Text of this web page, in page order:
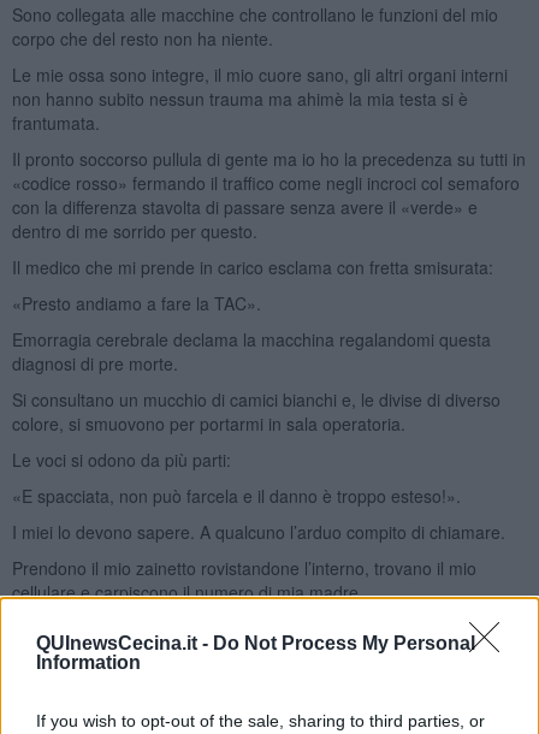
QUInewsCecina.it - Do Not Process My Personal
Information
If you wish to opt-out of the sale, sharing to third parties, or
Sono collegata alle macchine che controllano le funzioni del mio
corpo che del resto non ha niente.
Le mie ossa sono integre, il mio cuore sano, gli altri organi interni
non hanno subito nessun trauma ma ahimè la mia testa si è
frantumata.
Il pronto soccorso pullula di gente ma io ho la precedenza su tutti in
«codice rosso» fermando il traffico come negli incroci col semaforo
con la differenza stavolta di passare senza avere il «verde» e
dentro di me sorrido per questo.
Il medico che mi prende in carico esclama con fretta smisurata:
«Presto andiamo a fare la TAC».
Emorragia cerebrale declama la macchina regalandomi questa
diagnosi di pre morte.
Si consultano un mucchio di camici bianchi e, le divise di diverso
colore, si smuovono per portarmi in sala operatoria.
Le voci si odono da più parti:
«E spacciata, non può farcela e il danno è troppo esteso!».
I miei lo devono sapere. A qualcuno l’arduo compito di chiamare.
Prendono il mio zainetto rovistandone l’interno, trovano il mio
cellulare e carpiscono il numero di mia madre.
Vorrei dire loro di insistere poiché la mia mamma non lo tiene
dispiacerebbe non sapesse di me in tempo reale.